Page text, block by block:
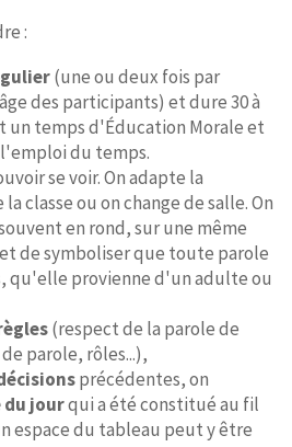
:
(une ou deux fois par
des participants) et dure 30 à
un temps d'Éducation Morale et
du temps.
se voir. On adapte la
classe ou on change de salle. On
en rond, sur une même
de symboliser que toute parole
qu'elle provienne d'un adulte ou
(respect de la parole de
parole, rôles...),
précédentes, on
jourqui a été constitué au fil
espace du tableau peut y être